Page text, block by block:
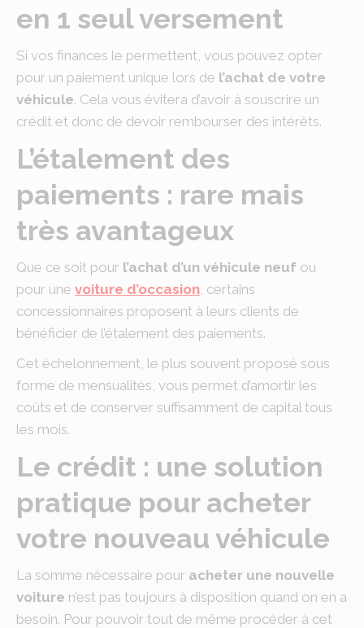
en 1 seul versement
Si vos finances le permettent, vous pouvez opter
pour un paiement unique lors de l’achat de votre
véhicule. Cela vous évitera d’avoir à souscrire un
crédit et donc de devoir rembourser des intérêts.
L’étalement des
paiements : rare mais
très avantageux
Que ce soit pour l’achat d’un véhicule neuf ou
pour une voiture d’occasion, certains
concessionnaires proposent à leurs clients de
bénéficier de l’étalement des paiements.
Cet échelonnement, le plus souvent proposé sous
forme de mensualités, vous permet d’amortir les
coûts et de conserver suffisamment de capital tous
les mois.
Le crédit : une solution
pratique pour acheter
votre nouveau véhicule
La somme nécessaire pour acheter une nouvelle
voiture n’est pas toujours à disposition quand on en a
besoin. Pour pouvoir tout de même procéder à cet